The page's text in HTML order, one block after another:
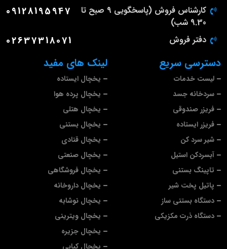
لینک های مفید
یخچال ایستاده
یخچال پرده هوا
یخچال هتلی
یخچال بستنی
یخچال قنادی
یخچال صنعتی
یخچال فروشگاهی
یخچال داروخانه
یخچال نوشابه
یخچال ویترینی
یخچال جزیره
یخچال کبابی
دسترسی سریع
لیست خدمات
سردخانه جسد
فریزر صندوقی
فریزر ایستاده
شیر سرد کن
آبسردکن استیل
تاپینگ بستنی
پاتیل پخت شیر
دستگاه بستنی ساز
دستگاه ذرت مکزیکی
کارشناس فروش (پاسخگویی 9 صبح تا
9.30 شب)
09128195947
دفتر فروش 02637318071